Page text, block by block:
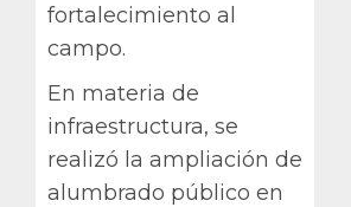
fortalecimiento al
campo.
En materia de
infraestructura, se
realizó la ampliación de
alumbrado público en